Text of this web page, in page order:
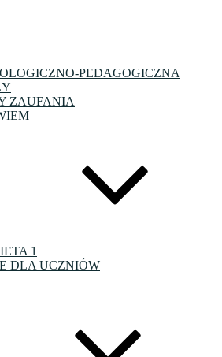
PEDAGOGICZNA
ZAUFANIA
1
DLA UCZNIÓW